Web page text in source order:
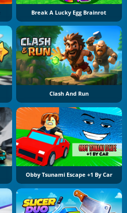
Break A Lucky Egg Brainrot
Clash And Run
Obby Tsunami Escape +1 By Car